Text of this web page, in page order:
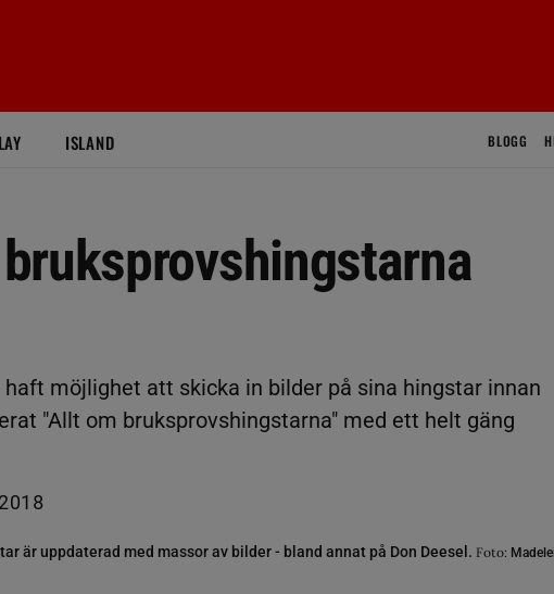
ISLAND BLOGG
möjlighet att skicka in bilder på sina hingstar innan
"Allt om bruksprovshingstarna" med ett helt gäng
är uppdaterad med massor av bilder - bland annat på Don Deesel. Foto: